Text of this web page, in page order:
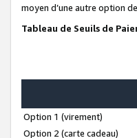
moyen d’une autre option
Tableau de Seuils de
Option 1 (virement)
Option 2 (carte cadeau)